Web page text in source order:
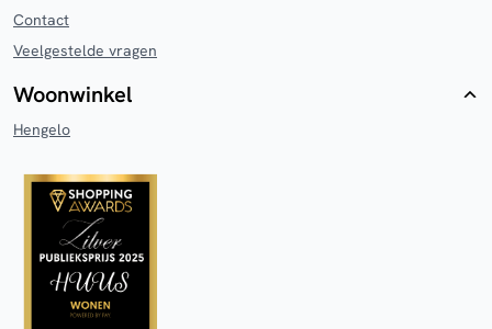
Contact
Veelgestelde vragen
Woonwinkel
Hengelo